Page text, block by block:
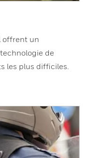
offrent un
de
les plus difficiles.